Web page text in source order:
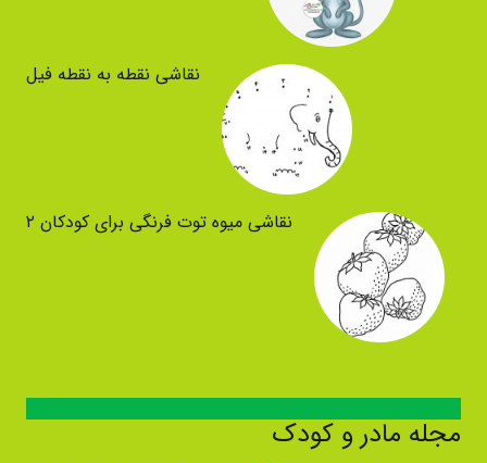
نقاشی نقطه به نقطه فیل
نقاشی میوه توت فرنگی برای کودکان ۲
مجله مادر و کودک